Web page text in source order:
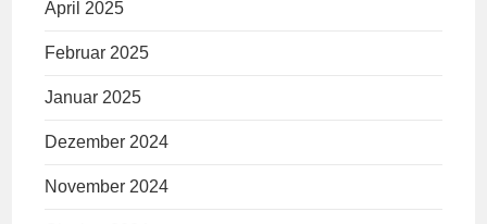
April 2025
Februar 2025
Januar 2025
Dezember 2024
November 2024